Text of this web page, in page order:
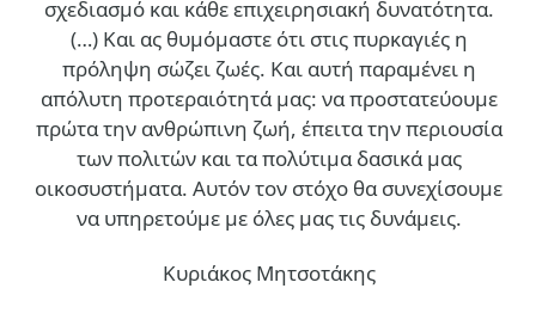
σχεδιασμό και κάθε επιχειρησιακή δυνατότητα.
(…) Και ας θυμόμαστε ότι στις πυρκαγιές η
πρόληψη σώζει ζωές. Και αυτή παραμένει η
απόλυτη προτεραιότητά μας: να προστατεύουμε
πρώτα την ανθρώπινη ζωή, έπειτα την περιουσία
των πολιτών και τα πολύτιμα δασικά μας
οικοσυστήματα. Αυτόν τον στόχο θα συνεχίσουμε
να υπηρετούμε με όλες μας τις δυνάμεις.
Κυριάκος Μητσοτάκης